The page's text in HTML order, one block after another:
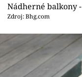
Nádherné balkony
Zdroj: Bhg.com